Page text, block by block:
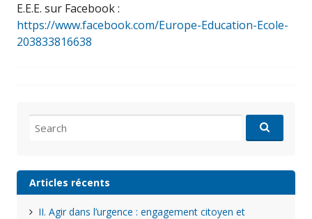
E.E.E. sur Facebook :
https://www.facebook.com/Europe-Education-Ecole-
203833816638
for:
Articles récents
II. Agir dans l’urgence : engagement citoyen et